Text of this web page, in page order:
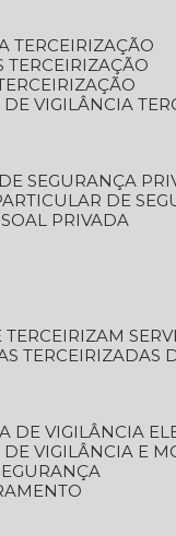
TERCEIRIZAÇÃO
TERCEIRIZAÇÃO
DE VIGILÂNCIA
DE SEGURANÇA
DE
PRIVADA
TERCEIRIZAM
TERCEIRIZADAS
DE VIGILÂNCIA
DE VIGILÂNCIA E